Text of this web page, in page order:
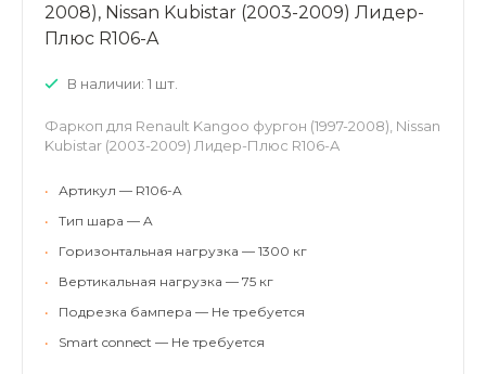
2008), Nissan Kubistar (2003-2009) Лидер-
Плюс R106-A
В наличии: 1 шт.
Фаркоп для Renault Kangoo фургон (1997-2008), Nissan
Kubistar (2003-2009) Лидер-Плюс R106-A
•
Артикул — R106-A
•
Тип шара — A
•
Горизонтальная нагрузка — 1300 кг
•
Вертикальная нагрузка — 75 кг
•
Подрезка бампера — Не требуется
•
Smart connect — Не требуется